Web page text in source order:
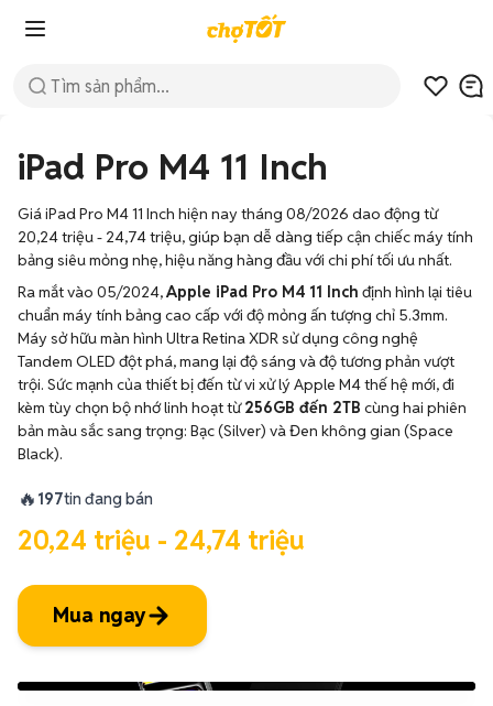
iPad Pro M4 11 Inch
Giá iPad Pro M4 11 Inch hiện nay tháng 08/2026 dao động từ
20,24 triệu - 24,74 triệu, giúp bạn dễ dàng tiếp cận chiếc máy tính
bảng siêu mỏng nhẹ, hiệu năng hàng đầu với chi phí tối ưu nhất.
Ra mắt vào 05/2024,Apple iPad Pro M4 11 Inch định hình lại tiêu
chuẩn máy tính bảng cao cấp với độ mỏng ấn tượng chỉ 5.3mm.
Máy sở hữu màn hình Ultra Retina XDR sử dụng công nghệ
Tandem OLED đột phá, mang lại độ sáng và độ tương phản vượt
trội. Sức mạnh của thiết bị đến từ vi xử lý Apple M4 thế hệ mới, đi
kèm tùy chọn bộ nhớ linh hoạt từ256GB đến 2TB cùng hai phiên
bản màu sắc sang trọng: Bạc (Silver) và Đen không gian (Space
Black).
🔥 197tin đang bán
20,24 triệu - 24,74 triệu
Mua ngay